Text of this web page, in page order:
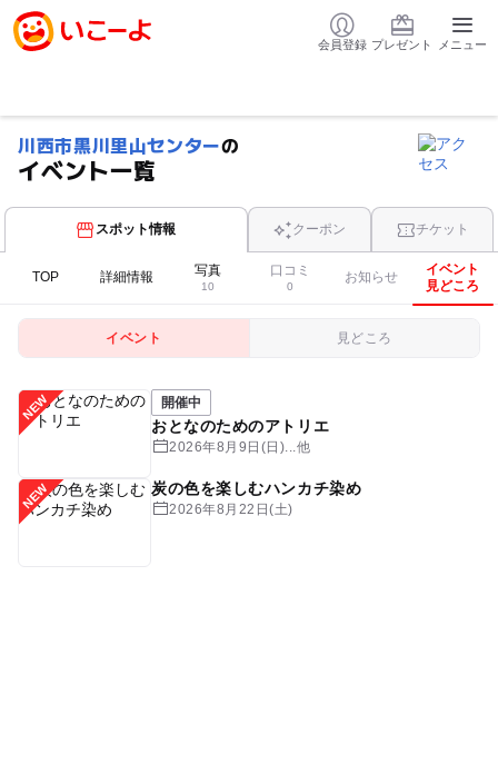
会員登録 プレゼント メニュー
川西市黒川里山センターの
イベント一覧
スポット情報 クーポン チケット
TOP 詳細情報 写真
10
口コミ
0
お知らせ
イベント
見どころ
イベント 見どころ
開催中
おとなのためのアトリエ
2026年8月9日(日)...他
炭の色を楽しむハンカチ染め
2026年8月22日(土)